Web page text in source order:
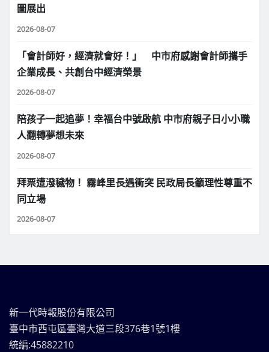
圖展出
2026-08-07
「會計師好，經濟就會好！」 中市府感謝會計師攜手
企業成長、共創台中經濟榮景
2026-08-07
陪孩子一起追夢！幸福台中號啟航 中市府親子日小小職
人翻轉夢想未來
2026-08-07
拜票遭潑穢物！ 霧峰里長遇衝突 民政局長籲理性尊重不
同立場
2026-08-07
新一代時報股份有限公司
臺中市西屯區臺灣大道三段376巷1號1樓
統編:45882210